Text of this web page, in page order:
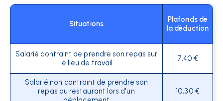
Situations
Plafonds de
la déduction
Salarié contraint de prendre son repas sur
le lieu de travail
7,40 €
Salarié non contraint de prendre son
repas au restaurant lors d'un
10,30 €